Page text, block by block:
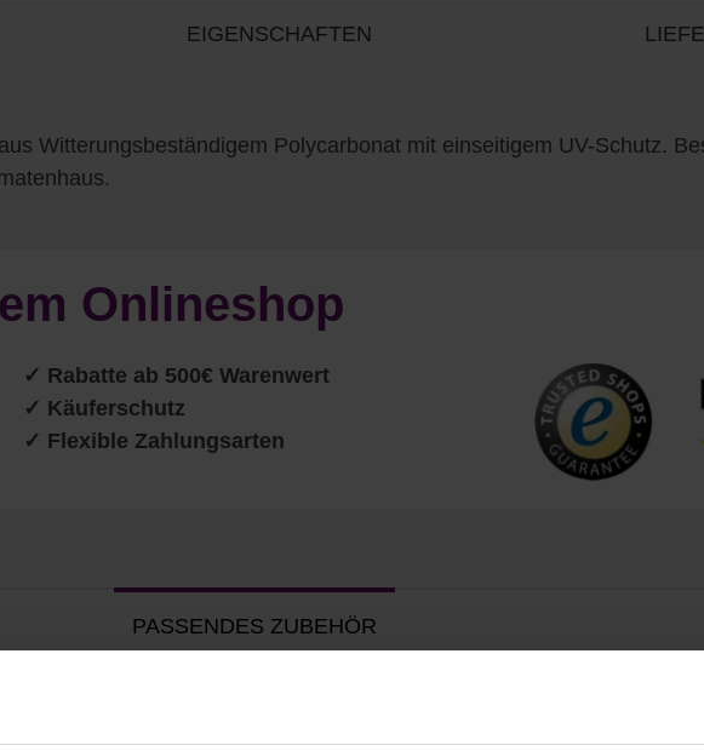
EIGENSCHAFTEN
Witterungsbeständigem Polycarbonat mit einseitigem UV-Schutz.
Onlineshop
✓ Rabatte ab 500€ Warenwert
✓ Käuferschutz
✓ Flexible Zahlungsarten
PASSENDES ZUBEHÖR